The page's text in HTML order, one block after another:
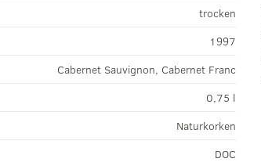
trocken
1997
Cabernet Sauvignon, Cabernet Franc
0,75 l
Naturkorken
DOC